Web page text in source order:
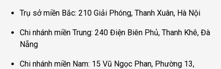
Trụ sở miền Bắc: 210 Giải Phóng, Thanh Xuân, Hà Nội
Chi nhánh miền Trung: 240 Điện Biên Phủ, Thanh Khê, Đà
Nẵng
Chi nhánh miền Nam: 15 Vũ Ngọc Phan, Phường 13,